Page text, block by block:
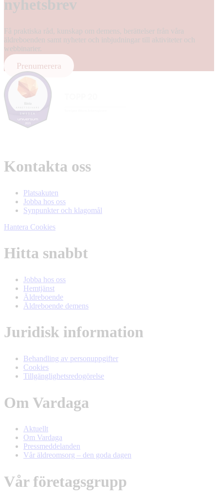
nyhetsbrev
Få praktiska råd, kunskap om demens, berättelser från våra
äldreboenden samt nyheter och inbjudningar till aktiviteter och
webbinarier.
Prenumerera
Kontakta oss
Platsakuten
Jobba hos oss
Synpunkter och klagomål
Hantera Cookies
Hitta snabbt
Jobba hos oss
Hemtjänst
Äldreboende
Äldreboende demens
Juridisk information
Behandling av personuppgifter
Cookies
Tillgänglighetsredogörelse
Om Vardaga
Aktuellt
Om Vardaga
Pressmeddelanden
Vår äldreomsorg – den goda dagen
Vår företagsgrupp